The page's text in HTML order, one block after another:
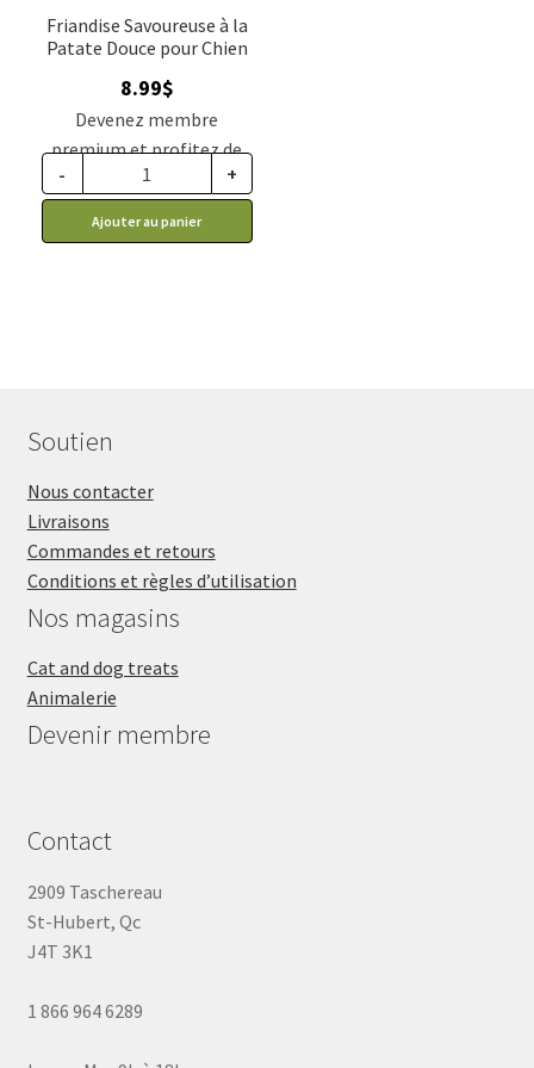
Friandise Savoureuse à la
Patate Douce pour Chien
8.99$
Devenez membre
premium et profitez de
ce prix rabais : 7.42$ CA
- +
Ajouter au panier
Soutien
Nous contacter
Livraisons
Commandes et retours
Conditions et règles d’utilisation
Nos magasins
Cat and dog treats
Animalerie
Devenir membre
Contact
2909 Taschereau
St-Hubert, Qc
J4T 3K1
1 866 964 6289